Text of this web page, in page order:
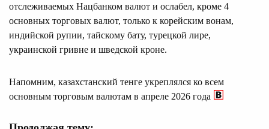
отслеживаемых Нацбанком валют и ослабел, кроме 4
основных торговых валют, только к корейским вонам,
индийской рупии, тайскому бату, турецкой лире,
украинской гривне и шведской кроне.
Напомним, казахстанский тенге укреплялся ко всем
основным торговым валютам в апреле 2026 года